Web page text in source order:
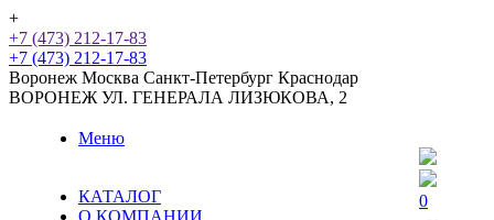
+
+7 (473) 212-17-83
+7 (473) 212-17-83
Воронеж Москва Санкт-Петербург Краснодар
ВОРОНЕЖ УЛ. ГЕНЕРАЛА ЛИЗЮКОВА, 2
Меню
КАТАЛОГ
О КОМПАНИИ
0